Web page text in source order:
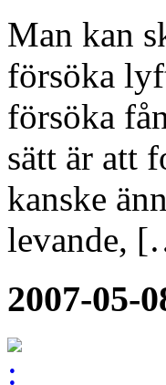
Man kan
försöka
försöka
sätt är att
kanske
levande,
2007-05-